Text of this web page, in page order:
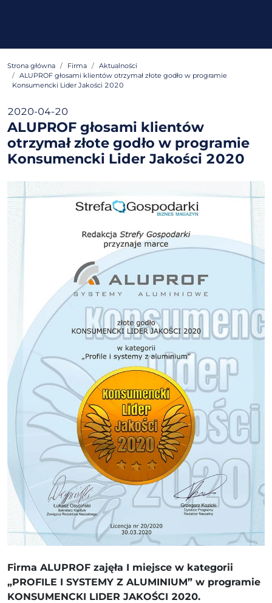
Strona główna Firma
Aktualności
ALUPROF głosami klientów otrzymał złote godło w programie
Konsumencki Lider Jakości 2020
2020-04-20
ALUPROF głosami klientów
otrzymał złote godło w programie
Konsumencki Lider Jakości 2020
Firma ALUPROF zajęła I miejsce w kategorii
„PROFILE I SYSTEMY Z ALUMINIUM” w programie
KONSUMENCKI LIDER JAKOŚCI 2020.